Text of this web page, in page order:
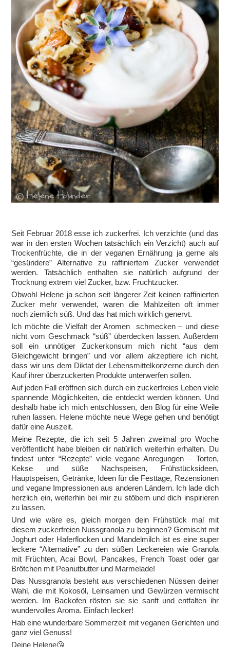
Seit Februar 2018 esse ich zuckerfrei. Ich verzichte (und das
war in den ersten Wochen tatsächlich ein Verzicht) auch auf
Trockenfrüchte, die in der veganen Ernährung ja gerne als
“gesündere” Alternative zu raffiniertem Zucker verwendet
werden. Tatsächlich enthalten sie natürlich aufgrund der
Trocknung extrem viel Zucker, bzw. Fruchtzucker.
Obwohl Helene ja schon seit längerer Zeit keinen raffinierten
Zucker mehr verwendet, waren die Mahlzeiten oft immer
noch ziemlich süß. Und das hat mich wirklich genervt.
Ich möchte die Vielfalt der Aromen schmecken – und diese
nicht vom Geschmack “süß” überdecken lassen. Außerdem
soll ein unnötiger Zuckerkonsum mich nicht “aus dem
Gleichgewicht bringen” und vor allem akzeptiere ich nicht,
dass wir uns dem Diktat der Lebensmittelkonzerne durch den
Kauf ihrer überzuckerten Produkte unterwerfen sollen.
Auf jeden Fall eröffnen sich durch ein zuckerfreies Leben viele
spannende Möglichkeiten, die entdeckt werden können. Und
deshalb habe ich mich entschlossen, den Blog für eine Weile
ruhen lassen. Helene möchte neue Wege gehen und benötigt
dafür eine Auszeit.
Meine Rezepte, die ich seit 5 Jahren zweimal pro Woche
veröffentlicht habe bleiben dir natürlich weiterhin erhalten. Du
findest unter “Rezepte” viele vegane Anregungen – Torten,
Kekse und süße Nachspeisen, Frühstücksideen,
Hauptspeisen, Getränke, Ideen für die Festtage, Rezensionen
und vegane Impressionen aus anderen Ländern. Ich lade dich
herzlich ein, weiterhin bei mir zu stöbern und dich inspirieren
zu lassen.
Und wie wäre es, gleich morgen dein Frühstück mal mit
diesem zuckerfreien Nussgranola zu beginnen? Gemischt mit
Joghurt oder Haferflocken und Mandelmilch ist es eine super
leckere “Alternative” zu den süßen Leckereien wie Granola
mit Früchten, Acai Bowl, Pancakes, French Toast oder gar
Brötchen mit Peanutbutter und Marmelade!
Das Nussgranola besteht aus verschiedenen Nüssen deiner
Wahl, die mit Kokosöl, Leinsamen und Gewürzen vermischt
werden. Im Backofen rösten sie sie sanft und entfalten ihr
wundervolles Aroma. Einfach lecker!
Hab eine wunderbare Sommerzeit mit veganen Gerichten und
ganz viel Genuss!
Deine Helene😘